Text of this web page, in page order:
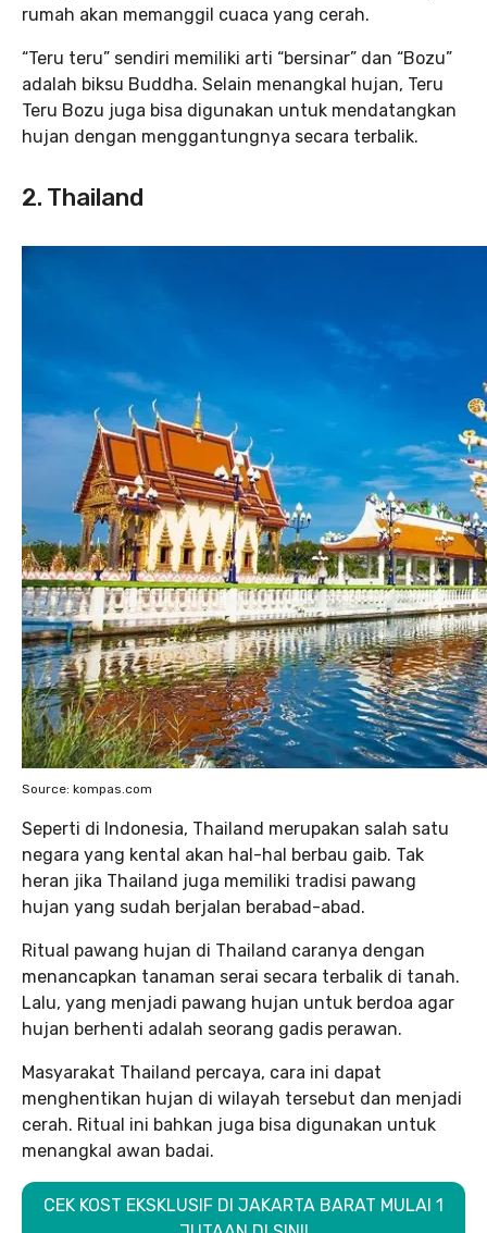
rumah akan memanggil cuaca yang cerah.
“Teru teru” sendiri memiliki arti “bersinar” dan “Bozu”
adalah biksu Buddha. Selain menangkal hujan, Teru
Teru Bozu juga bisa digunakan untuk mendatangkan
hujan dengan menggantungnya secara terbalik.
2. Thailand
Source: kompas.com
Seperti di Indonesia, Thailand merupakan salah satu
negara yang kental akan hal-hal berbau gaib. Tak
heran jika Thailand juga memiliki tradisi pawang
hujan yang sudah berjalan berabad-abad.
Ritual pawang hujan di Thailand caranya dengan
menancapkan tanaman serai secara terbalik di tanah.
Lalu, yang menjadi pawang hujan untuk berdoa agar
hujan berhenti adalah seorang gadis perawan.
Masyarakat Thailand percaya, cara ini dapat
menghentikan hujan di wilayah tersebut dan menjadi
cerah. Ritual ini bahkan juga bisa digunakan untuk
menangkal awan badai.
CEK KOST EKSKLUSIF DI JAKARTA BARAT MULAI 1